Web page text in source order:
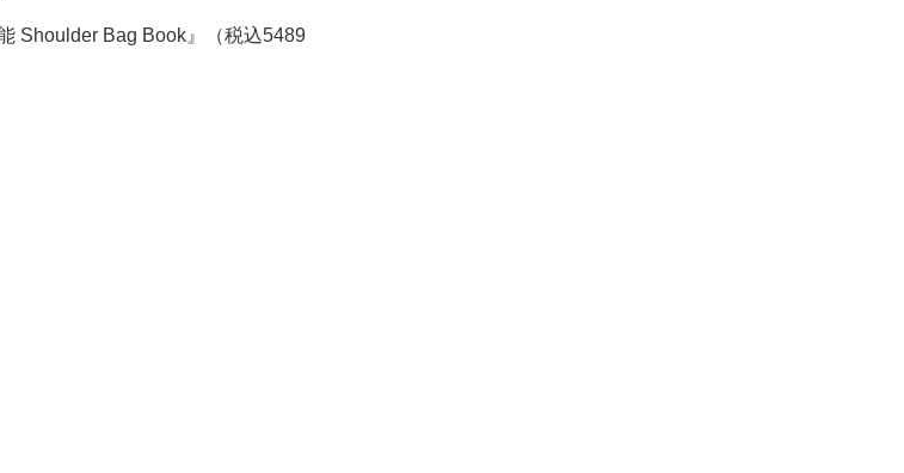
Shoulder Bag Book』（税込5489